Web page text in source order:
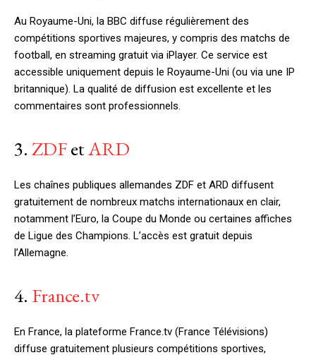
Au Royaume-Uni, la BBC diffuse régulièrement des
compétitions sportives majeures, y compris des matchs de
football, en streaming gratuit via iPlayer. Ce service est
accessible uniquement depuis le Royaume-Uni (ou via une IP
britannique). La qualité de diffusion est excellente et les
commentaires sont professionnels.
3. ZDFetARD
Les chaînes publiques allemandes ZDF et ARD diffusent
gratuitement de nombreux matchs internationaux en clair,
notamment l’Euro, la Coupe du Monde ou certaines affiches
de Ligue des Champions. L’accès est gratuit depuis
l’Allemagne.
4. France.tv
En France, la plateforme France.tv (France Télévisions)
diffuse gratuitement plusieurs compétitions sportives,